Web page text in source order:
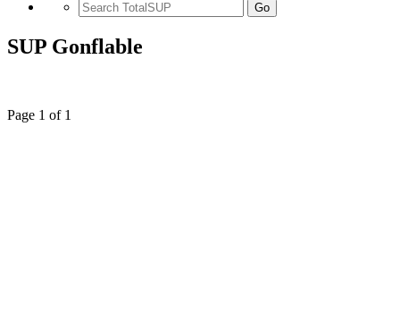
Go
SUP Gonflable
Page 1 of 1